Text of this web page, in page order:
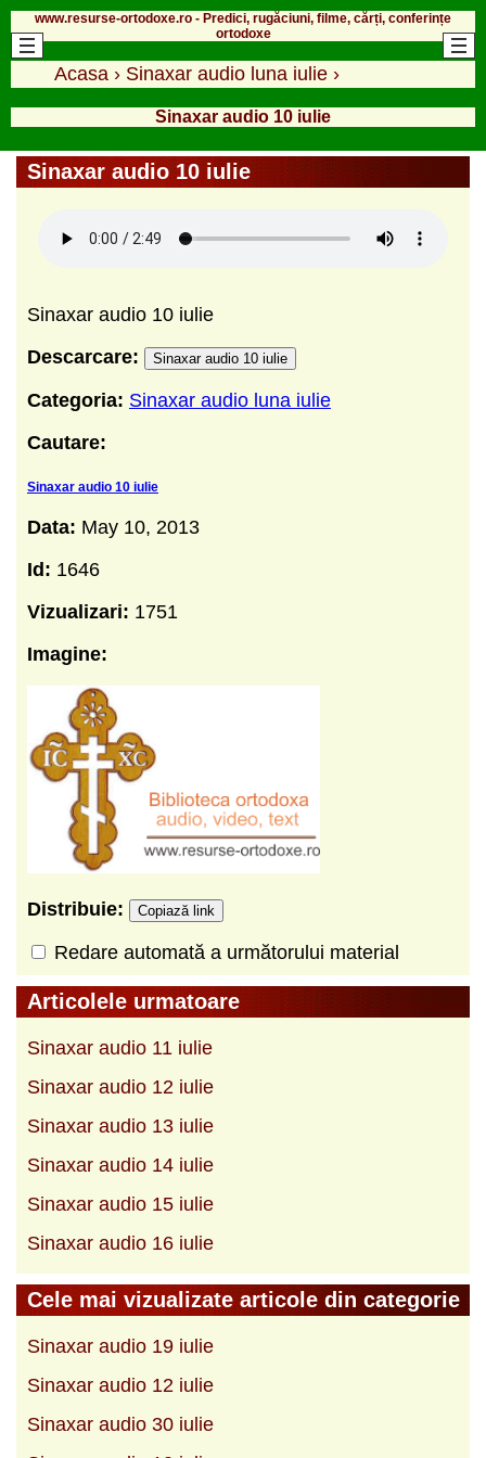
www.resurse-ortodoxe.ro - Predici, rugăciuni, filme, cărți, conferințe
ortodoxe
Acasa › Sinaxar audio luna iulie ›
Sinaxar audio 10 iulie
Sinaxar audio 10 iulie
Sinaxar audio 10 iulie
Descarcare:
Sinaxar audio 10 iulie
Categoria: Sinaxar audio luna iulie
Cautare:
Sinaxar audio 10 iulie
Data: May 10, 2013
Id: 1646
Vizualizari: 1751
Imagine:
Distribuie: Copiază link
Redare automată a următorului material
Articolele urmatoare
Sinaxar audio 11 iulie
Sinaxar audio 12 iulie
Sinaxar audio 13 iulie
Sinaxar audio 14 iulie
Sinaxar audio 15 iulie
Sinaxar audio 16 iulie
Cele mai vizualizate articole din categorie
Sinaxar audio 19 iulie
Sinaxar audio 12 iulie
Sinaxar audio 30 iulie